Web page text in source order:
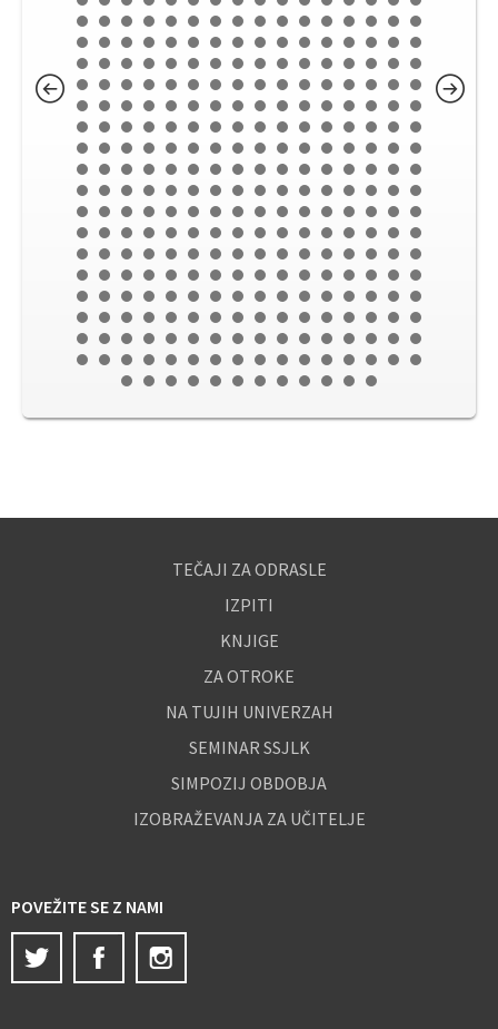
TEČAJI ZA ODRASLE
IZPITI
KNJIGE
ZA OTROKE
NA TUJIH UNIVERZAH
SEMINAR SSJLK
SIMPOZIJ OBDOBJA
IZOBRAŽEVANJA ZA UČITELJE
POVEŽITE SE Z NAMI
Twitter
Facebook